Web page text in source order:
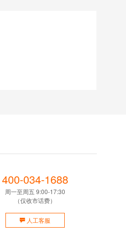
400-034-1688
周一至周五 9:00-17:30
（仅收市话费）
人工客服